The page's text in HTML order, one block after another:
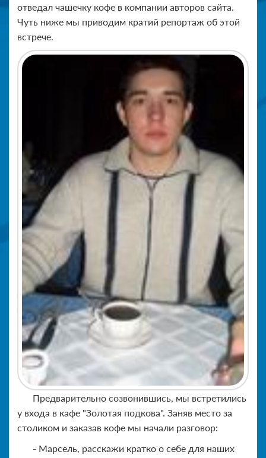
отведал чашечку кофе в компании авторов сайта.
Чуть ниже мы приводим кратий репортаж об этой
встрече.
Предварительно созвонившись, мы встретились
у входа в кафе "Золотая подкова". Заняв место за
столиком и заказав кофе мы начали разговор:
- Марсель, расскажи кратко о себе для наших